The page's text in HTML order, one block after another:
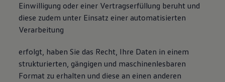
Einwilligung oder einer Vertragserfüllung beruht und
diese zudem unter Einsatz einer automatisierten
Verarbeitung
erfolgt, haben Sie das Recht, Ihre Daten in einem
strukturierten, gängigen und maschinenlesbaren
Format zu erhalten und diese an einen anderen